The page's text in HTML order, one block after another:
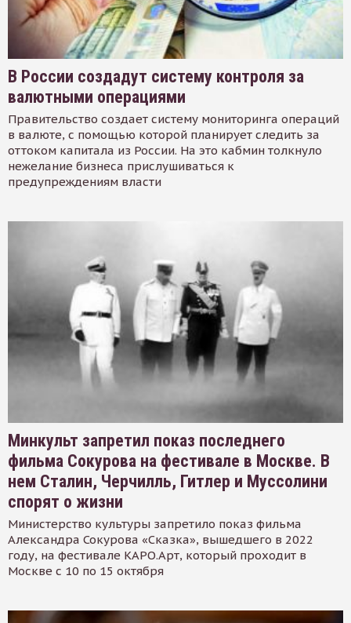
В России создадут систему контроля за
валютными операциями
Правительство создает систему мониторинга операций
в валюте, с помощью которой планирует следить за
оттоком капитала из России. На это кабмин толкнуло
нежелание бизнеса прислушиваться к
предупреждениям власти
Минкульт запретил показ последнего
фильма Сокурова на фестивале в Москве. В
нем Сталин, Черчилль, Гитлер и Муссолини
спорят о жизни
Министерство культуры запретило показ фильма
Александра Сокурова «Сказка», вышедшего в 2022
году, на фестивале КАРО.Арт, который проходит в
Москве с 10 по 15 октября